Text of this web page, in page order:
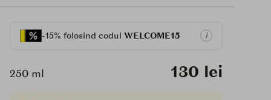
-15% folosind codul WELCOME15 i
250 ml 130 lei